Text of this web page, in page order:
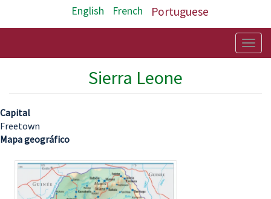
English French Portuguese
Sierra Leone
Capital
Freetown
Mapa geográfico
Imagem